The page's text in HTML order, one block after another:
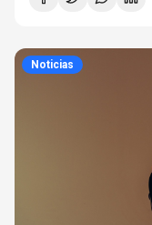
Noticias